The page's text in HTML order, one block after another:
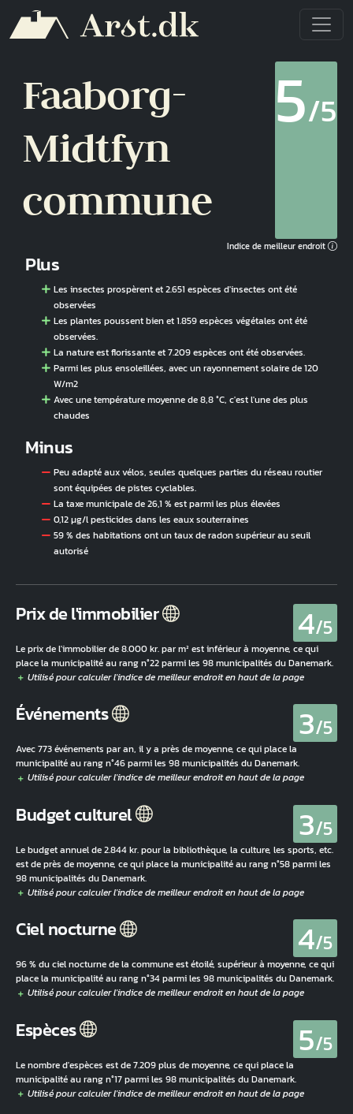
Faaborg-
Midtfyn
commune
5/5
Indice de meilleur endroit
Plus
Les insectes prospèrent et 2.651 espèces d'insectes ont été
observées
Les plantes poussent bien et 1.859 espèces végétales ont été
observées.
La nature est florissante et 7.209 espèces ont été observées.
Parmi les plus ensoleillées, avec un rayonnement solaire de 120
W/m2
Avec une température moyenne de 8,8 °C, c'est l'une des plus
chaudes
Minus
Peu adapté aux vélos, seules quelques parties du réseau routier
sont équipées de pistes cyclables.
La taxe municipale de 26,1 % est parmi les plus élevées
0,12 µg/l pesticides dans les eaux souterraines
59 % des habitations ont un taux de radon supérieur au seuil
autorisé
Prix de l'immobilier 4/5
Le prix de l'immobilier de 8.000 kr. par m² est inférieur à moyenne, ce qui
place la municipalité au rang n°22 parmi les 98 municipalités du Danemark.
Événements 3/5
Avec 773 événements par an, il y a près de moyenne, ce qui place la
municipalité au rang n°46 parmi les 98 municipalités du Danemark.
Budget culturel 3/5
Le budget annuel de 2.844 kr. pour la bibliothèque, la culture, les sports, etc.
est de près de moyenne, ce qui place la municipalité au rang n°58 parmi les
98 municipalités du Danemark.
Ciel nocturne 4/5
96 % du ciel nocturne de la commune est étoilé, supérieur à moyenne, ce qui
place la municipalité au rang n°34 parmi les 98 municipalités du Danemark.
Espèces 5/5
Le nombre d'espèces est de 7.209 plus de moyenne, ce qui place la
municipalité au rang n°17 parmi les 98 municipalités du Danemark.